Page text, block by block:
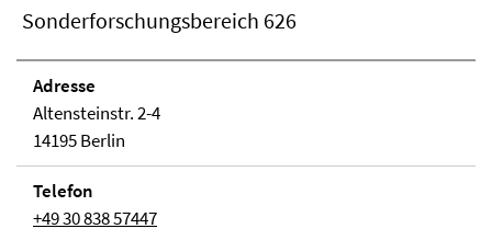
Sonderforschungsbereich 626
Adresse
Altensteinstr. 2-4
14195 Berlin
Telefon
+49 30 838 57447